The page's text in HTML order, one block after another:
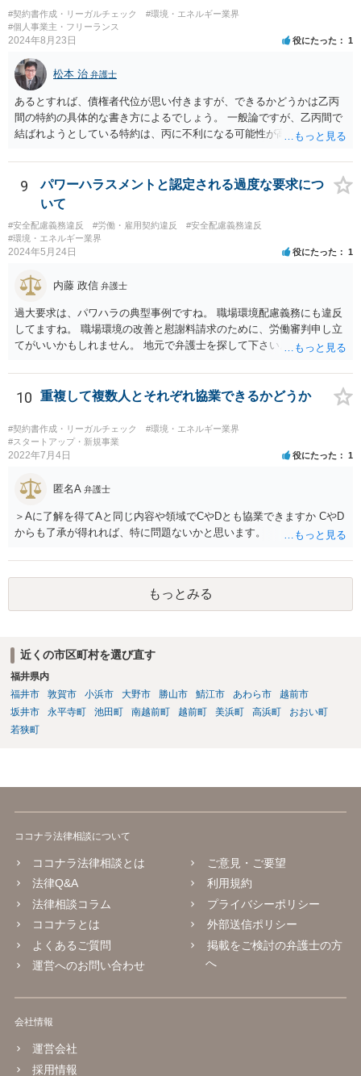
#契約書作成・リーガルチェック
#環境・エネルギー業界
#個人事業主・フリーランス
2024年8月23日 役にたった 1
松本 治 弁護士
あるとすれば、債権者代位が思い付きますが、できるかどうかは乙丙
間の特約の具体的な書き方によるでしょう。 一般論ですが、乙丙間で
結ばれようとしている特約は、丙に不利になる可能性が高いです。
9
パワーハラスメントと認定される過度な要求につ
いて
#安全配慮義務違反 #労働・雇用契約違反
#安全配慮義務違反
#環境・エネルギー業界
2024年5月24日 役にたった 1
内藤 政信 弁護士
過大要求は、パワハラの典型事例ですね。 職場環境配慮義務にも違反
してますね。 職場環境の改善と慰謝料請求のために、労働審判申し立
てがいいかもしれません。 地元で弁護士を探して下さい。
10 重複して複数人とそれぞれ協業できるかどうか
#契約書作成・リーガルチェック
#環境・エネルギー業界
#スタートアップ・新規事業
2022年7月4日 役にたった 1
匿名A 弁護士
＞Aに了解を得てAと同じ内容や領域でCやDとも協業できますか CやD
からも了承が得れれば、特に問題ないかと思います。
もっとみる
近くの市区町村を選び直す
福井県内
福井市
敦賀市 小浜市 大野市 勝山市 鯖江市 あわら市
越前市
坂井市
永平寺町 池田町 南越前町 越前町 美浜町 高浜町
おおい町
若狭町
ココナラ法律相談について
ココナラ法律相談とは
法律Q&A
法律相談コラム
ココナラとは
よくあるご質問
運営へのお問い合わせ
ご意見・ご要望
利用規約
プライバシーポリシー
外部送信ポリシー
掲載をご検討の弁護士の方
へ
会社情報
運営会社
採用情報